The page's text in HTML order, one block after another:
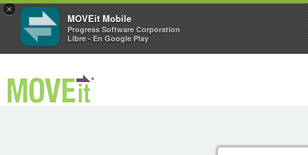
×
MOVEit Mobile
Progress Software Corporation
Libre - En Google Play